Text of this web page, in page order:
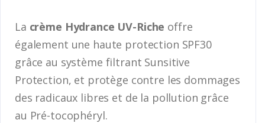
La crème Hydrance UV-Riche offre
également une haute protection SPF30
grâce au système filtrant Sunsitive
Protection, et protège contre les dommages
des radicaux libres et de la pollution grâce
au Pré-tocophéryl.